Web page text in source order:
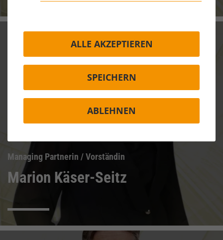
Managing Partnerin / Vorständin
Marion Käser-Seitz
ALLE AKZEPTIEREN
SPEICHERN
ABLEHNEN